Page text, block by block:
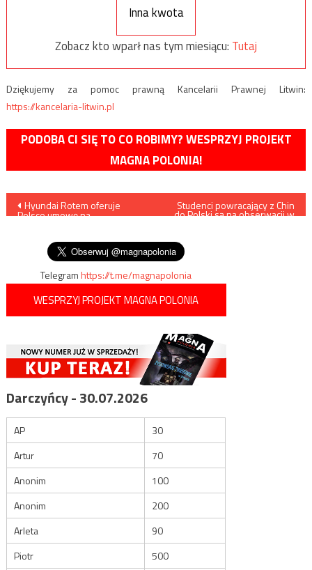
Inna kwota
Zobacz kto wparł nas tym miesiącu: Tutaj
Dziękujemy za pomoc prawną Kancelarii Prawnej Litwin:
https://kancelaria-litwin.pl
PODOBA CI SIĘ TO CO ROBIMY? WESPRZYJ PROJEKT
MAGNA POLONIA!
Nawigacja
wpisu
Hyundai Rotem oferuje
Polsce umowę na
Studenci powracający z Chin
do Polski są na obserwacji w
Telegramhttps://t.me/magnapolonia
WESPRZYJ PROJEKT MAGNA POLONIA
Darczyńcy - 30.07.2026
AP
30
Artur
70
Anonim
100
Anonim
200
Arleta
90
Piotr
500